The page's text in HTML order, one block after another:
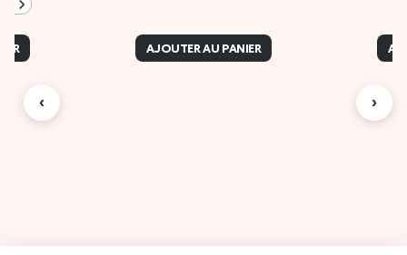
AJOUTER AU PANIER
‹ ›